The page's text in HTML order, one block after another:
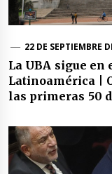
22 DE SEPTIEMBRE
La UBA sigue en
Latinoamérica |
las primeras 50